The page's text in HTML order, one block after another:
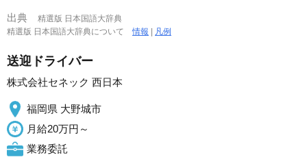
出典
精選版 日本国語大辞典
精選版 日本国語大辞典について情報 凡例
送迎ドライバー
株式会社セネック 西日本
福岡県 大野城市
月給20万円～
業務委託